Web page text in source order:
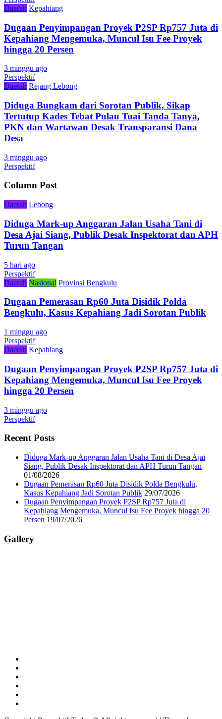
Daerah Kepahiang
Dugaan Penyimpangan Proyek P2SP Rp757 Juta di
Kepahiang Mengemuka, Muncul Isu Fee Proyek
hingga 20 Persen
3 minggu ago
Perspektif
Daerah Rejang Lebong
Diduga Bungkam dari Sorotan Publik, Sikap
Tertutup Kades Tebat Pulau Tuai Tanda Tanya,
PKN dan Wartawan Desak Transparansi Dana
Desa
3 minggu ago
Perspektif
Column Post
Daerah Lebong
Diduga Mark-up Anggaran Jalan Usaha Tani di
Desa Ajai Siang, Publik Desak Inspektorat dan APH
Turun Tangan
5 hari ago
Perspektif
Daerah Nasional Provinsi Bengkulu
Dugaan Pemerasan Rp60 Juta Disidik Polda
Bengkulu, Kasus Kepahiang Jadi Sorotan Publik
1 minggu ago
Perspektif
Daerah Kepahiang
Dugaan Penyimpangan Proyek P2SP Rp757 Juta di
Kepahiang Mengemuka, Muncul Isu Fee Proyek
hingga 20 Persen
3 minggu ago
Perspektif
Recent Posts
Diduga Mark-up Anggaran Jalan Usaha Tani di Desa Ajai
Siang, Publik Desak Inspektorat dan APH Turun Tangan
01/08/2026
Dugaan Pemerasan Rp60 Juta Disidik Polda Bengkulu,
Kasus Kepahiang Jadi Sorotan Publik 29/07/2026
Dugaan Penyimpangan Proyek P2SP Rp757 Juta di
Kepahiang Mengemuka, Muncul Isu Fee Proyek hingga 20
Persen 19/07/2026
Gallery